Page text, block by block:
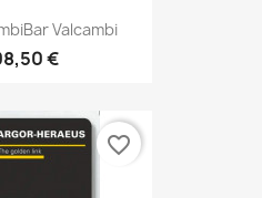
Valcambi
€
favorite_border